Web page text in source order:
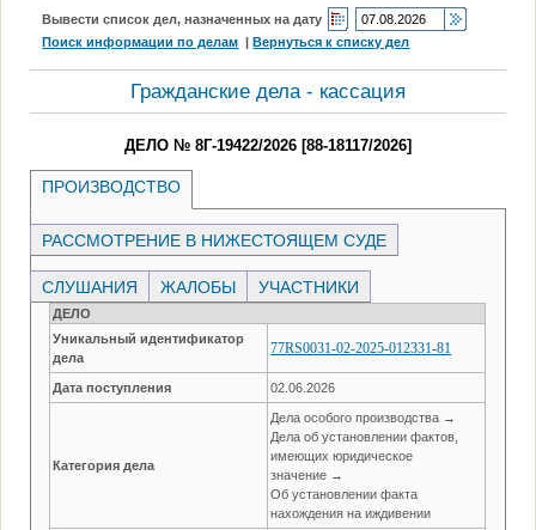
Вывести список дел, назначенных на дату
Поиск информации по делам |Вернуться к списку дел
Гражданские дела - кассация
ДЕЛО № 8Г-19422/2026 [88-18117/2026]
ПРОИЗВОДСТВО
РАССМОТРЕНИЕ В НИЖЕСТОЯЩЕМ СУДЕ
СЛУШАНИЯ ЖАЛОБЫ УЧАСТНИКИ
ДЕЛО
Уникальный идентификатор
дела
77RS0031-02-2025-012331-81
Дата поступления 02.06.2026
Категория дела
Дела особого производства →
Дела об установлении фактов,
имеющих юридическое
значение →
Об установлении факта
нахождения на иждивении